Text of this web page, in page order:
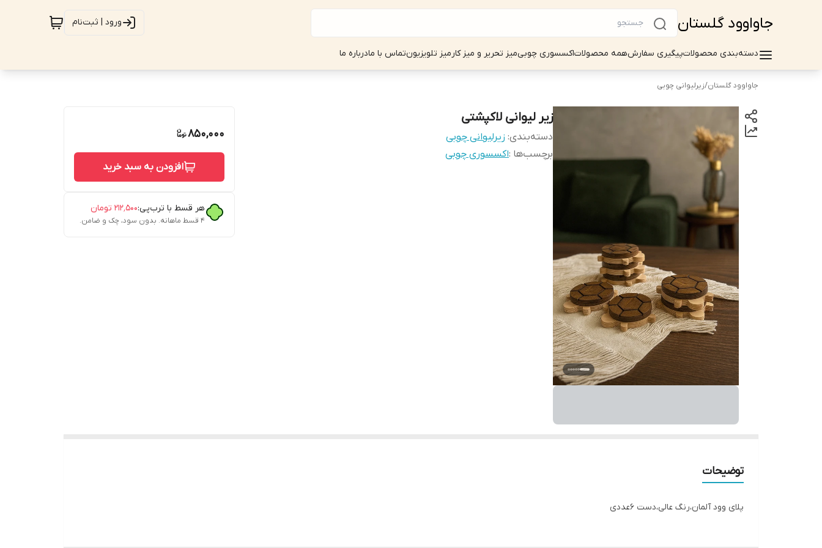
جاواوود گلستان ورود | ثبت‌نام
دسته‌بندی محصولاتپیگیری سفارشهمه محصولاتاکسسوری چوبیمیز تحریر و میز کارمیز تلویزیونتماس با مادرباره ما
جاواوود گلستان/زیرلیوانی چوبی
زیر لیوانی لاکپشتی
دسته‌بندی: زیرلیوانی چوبی
برچسب‌ها :اکسسوری چوبی
850,000
افزودن به سبد خرید
هر قسط با ترب‌پی:۲۱۲٬۵۰۰ تومان
۴ قسط ماهانه. بدون سود، چک و ضامن.
توضیحات
پلای وود آلمان،رنگ عالی،دست 6عددی